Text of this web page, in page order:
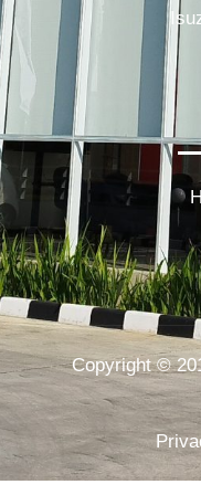
Copyright ©